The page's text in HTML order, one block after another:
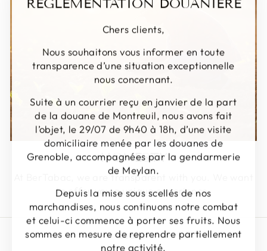
Chers clients,
Nous souhaitons vous informer en toute
transparence d’une situation exceptionnelle
nous concernant.
Suite à un courrier reçu en janvier de la part
de la douane de Montreuil, nous avons fait
l’objet, le 29/07 de 9h40 à 18h, d’une visite
domiciliaire menée par les douanes de
Grenoble, accompagnées par la gendarmerie
de Meylan.
Depuis la mise sous scellés de nos
marchandises, nous continuons notre combat
et celui-ci commence à porter ses fruits. Nous
sommes en mesure de reprendre partiellement
notre activité.
HONESTY
At BerTabac, we are transparent with you. We want
to offer you a unique experience.
Search